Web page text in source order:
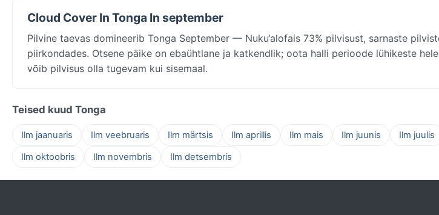
Cloud Cover In Tonga In september
Pilvine taevas domineerib Tonga September — Nuku‘alofais 73% pilvisust, sarnaste
piirkondades. Otsene päike on ebaühtlane ja katkendlik; oota halli perioode lühikeste
võib pilvisus olla tugevam kui sisemaal.
Teised kuud Tonga
Ilm jaanuaris Ilm veebruaris Ilm märtsis Ilm aprillis Ilm mais Ilm juunis Ilm juulis
Ilm oktoobris
Ilm novembris Ilm detsembris